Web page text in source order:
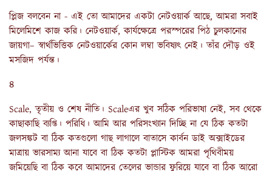
প্লিজ বলবেন না - এই তো আমাদের একটা নেটওয়ার্ক আছে, আমরা সবাই
মিলেমিশে কাজ করি। নেটওয়ার্ক, কার্যক্ষেত্রে পরস্পরের পিঠ চুলকানোর
জায়গা– স্বার্থভিত্তিক নেটওয়ার্কের কোন লম্বা ভবিষ্যৎ নেই। তাঁর দৌড় ওই
মসজিদ পর্যন্ত।
৪
Scale, তৃতীয় ও শেষ নীতি। Scaleএর খুব সঠিক পরিভাষা নেই, সব থেকে
কাছাকাছি ব‍্যপ্তি। পরিধি। আমি আর পরিসংখ‍্যান দিচ্ছি না যে ঠিক কতটা
জলসঙ্কট বা ঠিক কতগুলো গাছ লাগালে বাতাসে কার্বন ডাই অক্সাইডের
মাত্রায় ভারসাম‍্য আনা যাবে বা ঠিক কতটা প্লাস্টিক আমরা পৃথিবীময়
জমিয়েছি বা ঠিক কবে আমাদের তেলের ভান্ডার ফুরিয়ে যাবে বা ঠিক আরো